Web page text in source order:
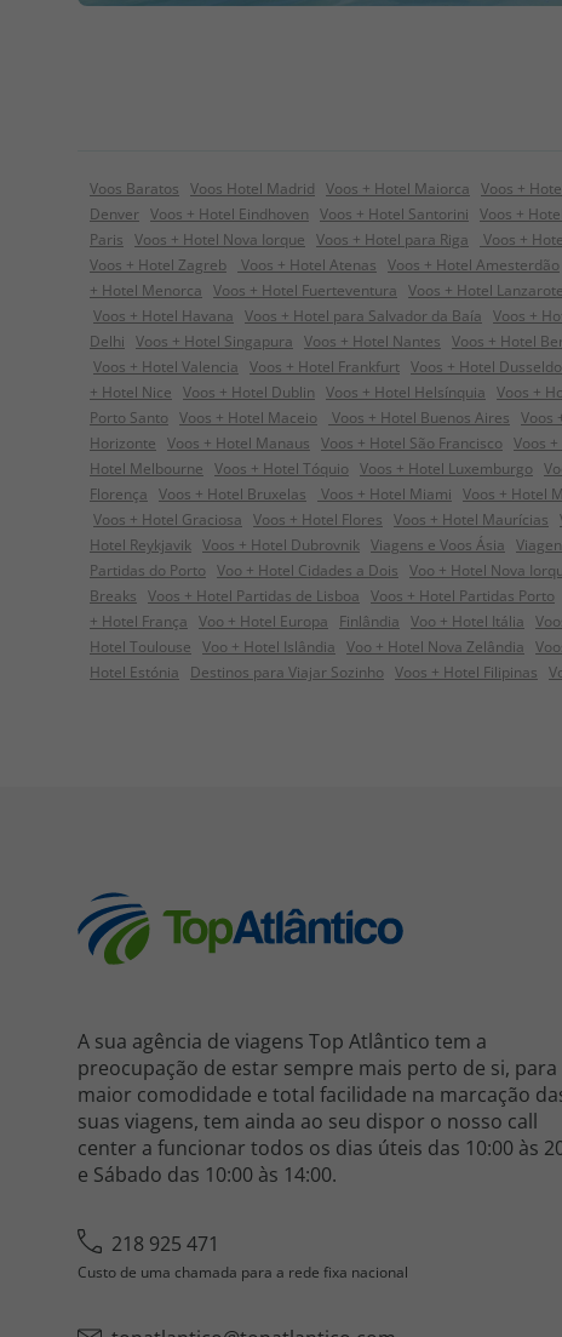
Voos Baratos Voos Hotel Madrid Voos + Hotel Maiorca Voos +
Denver Voos + Hotel Eindhoven Voos + Hotel Santorini Voos +
Paris Voos + Hotel Nova Iorque Voos + Hotel para Riga Voos +
Voos + Hotel Zagreb
Voos + Hotel Atenas Voos + Hotel Amesterdão
+ Hotel Menorca Voos + Hotel Fuerteventura Voos + Hotel Lanzarote
Voos + Hotel Havana Voos + Hotel para Salvador da Baía Voos +
Delhi Voos + Hotel Singapura Voos + Hotel Nantes Voos + Hotel
Voos + Hotel Valencia Voos + Hotel Frankfurt Voos + Hotel
+ Hotel Nice Voos + Hotel Dublin Voos + Hotel Helsínquia Voos +
Porto Santo Voos + Hotel Maceio Voos + Hotel Buenos Aires Voos
Horizonte Voos + Hotel Manaus Voos + Hotel São Francisco Voos
Hotel Melbourne Voos + Hotel Tóquio Voos + Hotel Luxemburgo
Florença Voos + Hotel Bruxelas Voos + Hotel Miami Voos + Hotel
Voos + Hotel Graciosa Voos + Hotel Flores Voos + Hotel Maurícias
Hotel Reykjavik Voos + Hotel Dubrovnik Viagens e Voos Ásia
Partidas do Porto Voo + Hotel Cidades a Dois Voo + Hotel Nova
Breaks Voos + Hotel Partidas de Lisboa Voos + Hotel Partidas Porto
+ Hotel França Voo + Hotel Europa Finlândia Voo + Hotel Itália
Hotel Toulouse Voo + Hotel Islândia Voo + Hotel Nova Zelândia
Hotel Estónia
Destinos para Viajar Sozinho Voos + Hotel Filipinas
A sua agência de viagens Top Atlântico tem a
preocupação de estar sempre mais perto de si, para
maior comodidade e total facilidade na marcação
suas viagens, tem ainda ao seu dispor o nosso call
center a funcionar todos os dias úteis das 10:00 às
e Sábado das 10:00 às 14:00.
218 925 471
Custo de uma chamada para a rede fixa nacional